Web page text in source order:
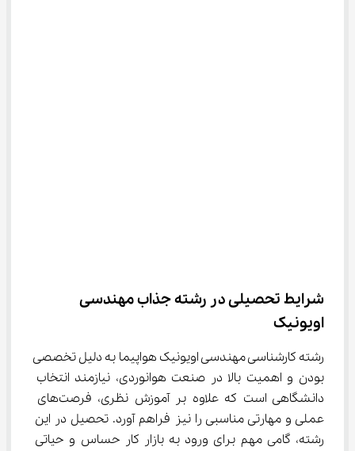
شرایط تحصیلی در رشته جذاب مهندسی
اویونیک
رشته کارشناسی مهندسی اویونیک هواپیما به دلیل تخصصی
بودن و اهمیت بالا در صنعت هوانوردی، نیازمند انتخاب
دانشگاهی است که علاوه بر آموزش نظری، فرصت‌های
عملی و مهارتی مناسبی را نیز فراهم آورد. تحصیل در این
رشته، گامی مهم برای ورود به بازار کار حساس و حیاتی